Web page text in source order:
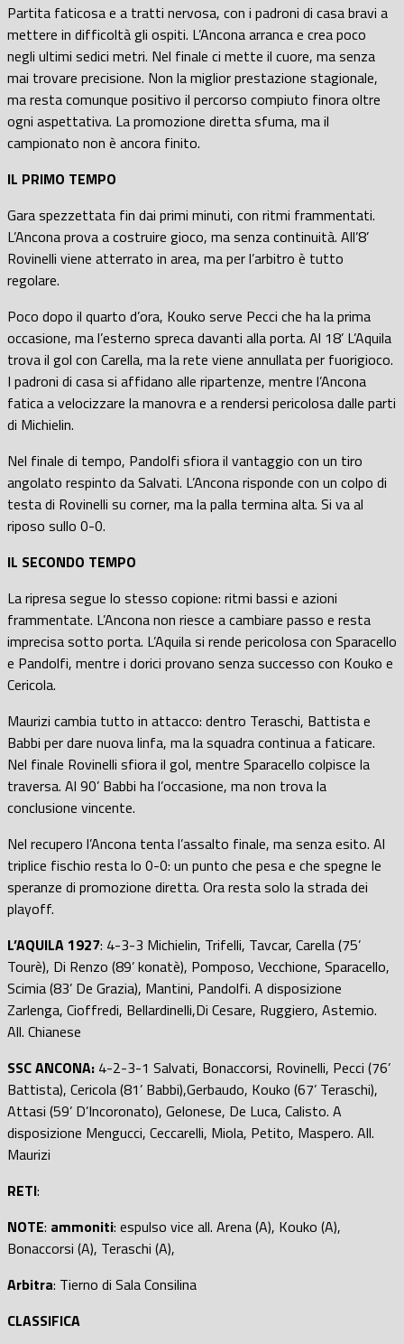
Partita faticosa e a tratti nervosa, con i padroni di casa bravi a
mettere in difficoltà gli ospiti. L’Ancona arranca e crea poco
negli ultimi sedici metri. Nel finale ci mette il cuore, ma senza
mai trovare precisione. Non la miglior prestazione stagionale,
ma resta comunque positivo il percorso compiuto finora oltre
ogni aspettativa. La promozione diretta sfuma, ma il
campionato non è ancora finito.
IL PRIMO TEMPO
Gara spezzettata fin dai primi minuti, con ritmi frammentati.
L’Ancona prova a costruire gioco, ma senza continuità. All’8’
Rovinelli viene atterrato in area, ma per l’arbitro è tutto
regolare.
Poco dopo il quarto d’ora, Kouko serve Pecci che ha la prima
occasione, ma l’esterno spreca davanti alla porta. Al 18’ L’Aquila
trova il gol con Carella, ma la rete viene annullata per fuorigioco.
I padroni di casa si affidano alle ripartenze, mentre l’Ancona
fatica a velocizzare la manovra e a rendersi pericolosa dalle parti
di Michielin.
Nel finale di tempo, Pandolfi sfiora il vantaggio con un tiro
angolato respinto da Salvati. L’Ancona risponde con un colpo di
testa di Rovinelli su corner, ma la palla termina alta. Si va al
riposo sullo 0-0.
IL SECONDO TEMPO
La ripresa segue lo stesso copione: ritmi bassi e azioni
frammentate. L’Ancona non riesce a cambiare passo e resta
imprecisa sotto porta. L’Aquila si rende pericolosa con Sparacello
e Pandolfi, mentre i dorici provano senza successo con Kouko e
Cericola.
Maurizi cambia tutto in attacco: dentro Teraschi, Battista e
Babbi per dare nuova linfa, ma la squadra continua a faticare.
Nel finale Rovinelli sfiora il gol, mentre Sparacello colpisce la
traversa. Al 90’ Babbi ha l’occasione, ma non trova la
conclusione vincente.
Nel recupero l’Ancona tenta l’assalto finale, ma senza esito. Al
triplice fischio resta lo 0-0: un punto che pesa e che spegne le
speranze di promozione diretta. Ora resta solo la strada dei
playoff.
L’AQUILA 1927: 4-3-3 Michielin, Trifelli, Tavcar, Carella (75’
Tourè), Di Renzo (89’ konatè), Pomposo, Vecchione, Sparacello,
Scimia (83’ De Grazia), Mantini, Pandolfi. A disposizione
Zarlenga, Cioffredi, Bellardinelli,Di Cesare, Ruggiero, Astemio.
All. Chianese
SSC ANCONA: 4-2-3-1 Salvati, Bonaccorsi, Rovinelli, Pecci (76’
Battista), Cericola (81’ Babbi),Gerbaudo, Kouko (67’ Teraschi),
Attasi (59’ D’Incoronato), Gelonese, De Luca, Calisto. A
disposizione Mengucci, Ceccarelli, Miola, Petito, Maspero. All.
Maurizi
RETI:
NOTE: ammoniti: espulso vice all. Arena (A), Kouko (A),
Bonaccorsi (A), Teraschi (A),
Arbitra: Tierno di Sala Consilina
CLASSIFICA